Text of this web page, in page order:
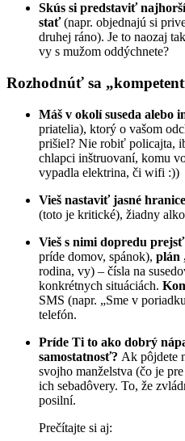
Skús si predstaviť
stať(napr. objednajú si
druhej ráno). Je to naozaj
vy s mužom oddýchnete?
Rozhodnúť sa
Máš v okolí suseda alebo
priatelia), ktorý o vašom
prišiel? Nie robiť policajta,
chlapci inštruovaní, komu
vypadla elektrina, či wifi :))
Vieš nastaviť jasné
(toto je kritické), žiadny
Vieš s nimi dopredu
príde domov, spánok), plán
rodina, vy) – čísla na
konkrétnych situáciách.
SMS (napr. „Sme v
telefón.
Príde Ti to ako dobrý
samostatnosť? Ak pôjdete
svojho manželstva (čo je
ich sebadôvery. To, že
posilní.
Prečítajte si aj: